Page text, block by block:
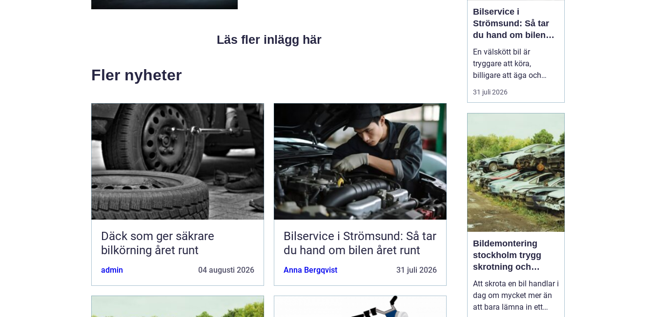
Läs fler inlägg här
Fler nyheter
Däck som ger säkrare
bilkörning året runt
admin 04 augusti 2026
Bilservice i Strömsund: Så tar
du hand om bilen året runt
Anna Bergqvist 31 juli 2026
Bilservice i
Strömsund: Så tar
du hand om bilen
året runt
En välskött bil är
tryggare att köra,
billigare att äga och
enklare att sälja vidare. I
en norrländsk vardag
väglag blir service ännu
viktigar...
31 juli 2026
Bildemontering
stockholm trygg
skrotning och
smarta reservdelar
Att skrota en bil handlar i
dag om mycket mer än
att bara lämna in ett